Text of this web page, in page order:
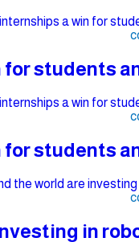
students
students
in